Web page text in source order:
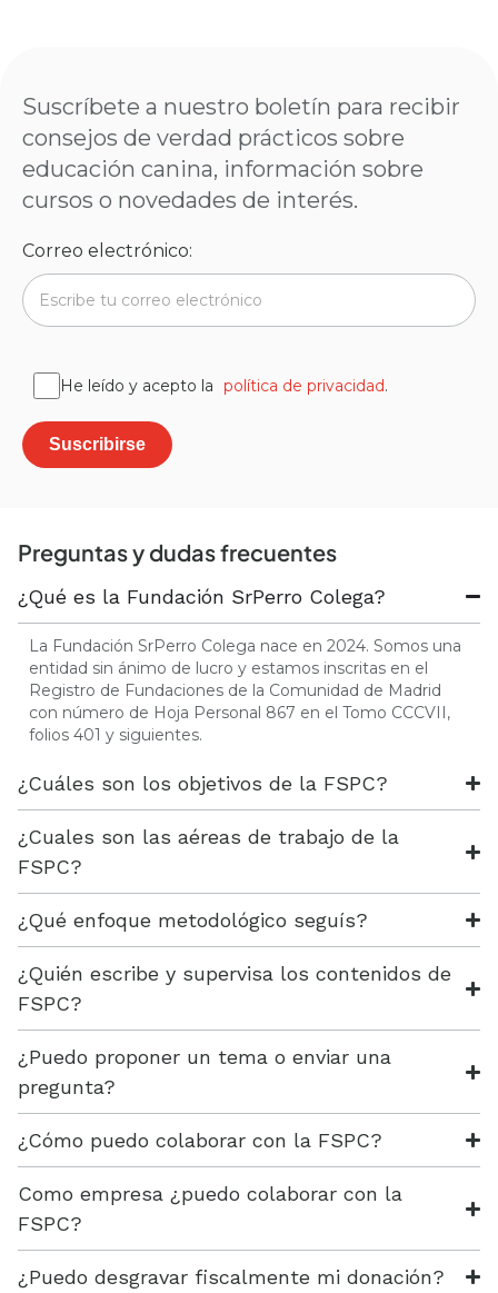
Suscríbete a nuestro boletín para recibir
consejos de verdad prácticos sobre
educación canina, información sobre
cursos o novedades de interés.
Correo electrónico:
He leído y acepto la política de privacidad.
Preguntas y dudas frecuentes
¿Qué es la Fundación SrPerro Colega?
La Fundación SrPerro Colega nace en 2024. Somos una
entidad sin ánimo de lucro y estamos inscritas en el
Registro de Fundaciones de la Comunidad de Madrid
con número de Hoja Personal 867 en el Tomo CCCVII,
folios 401 y siguientes.
¿Cuáles son los objetivos de la FSPC?
¿Cuales son las aéreas de trabajo de la
FSPC?
¿Qué enfoque metodológico seguís?
¿Quién escribe y supervisa los contenidos de
FSPC?
¿Puedo proponer un tema o enviar una
pregunta?
¿Cómo puedo colaborar con la FSPC?
Como empresa ¿puedo colaborar con la
FSPC?
¿Puedo desgravar fiscalmente mi donación?